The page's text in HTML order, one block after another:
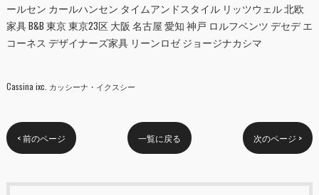
ールセン カールハンセン タイムアンドスタイル リッツウェル 北欧
家具 B&B 東京 東京23区 大阪 名古屋 愛知 神戸 ロルフベンツ デセデ エ
コーネス デザイナーズ家具 リーンロゼ ジョージナカシマ
Cassina ixc. カッシーナ・イクスシー
< 前のページ 一覧に戻る 次のページ >